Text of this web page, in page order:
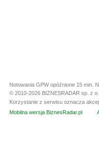
Notowania GPW opóźnione 15 min.
© 2010-2026 BIZNESRADAR sp. z
Korzystanie z serwisu oznacza
Mobilna wersja BiznesRadar.pl